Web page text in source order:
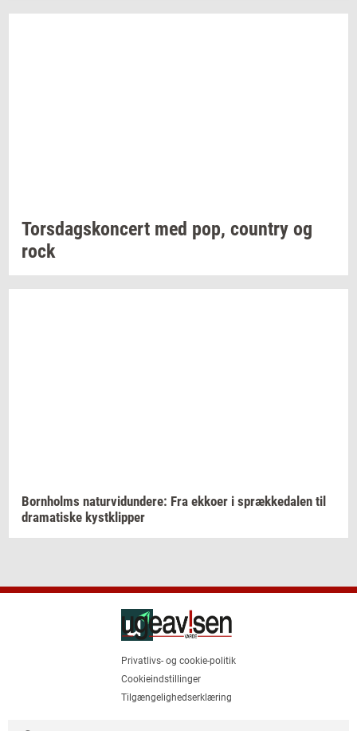
Tors­dags­kon­cert med pop, co­un­try og
rock
Born­holms na­tur­vi­dun­de­re: Fra ek­ko­er i spræk­ke­da­len til
dra­ma­ti­ske kyst­klip­per
Privatlivs- og cookie-politik
Cookieindstillinger
Tilgængelighedserklæring